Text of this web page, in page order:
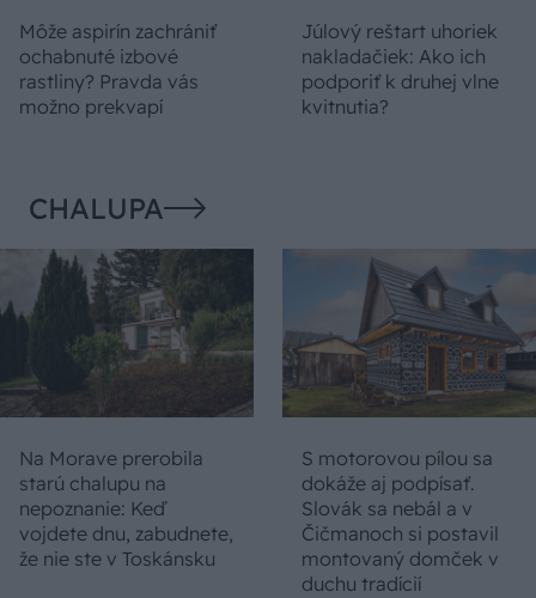
Môže aspirín zachrániť
ochabnuté izbové
rastliny? Pravda vás
možno prekvapí
Júlový reštart uhoriek
nakladačiek: Ako ich
podporiť k druhej vlne
kvitnutia?
CHALUPA
Na Morave prerobila
starú chalupu na
nepoznanie: Keď
vojdete dnu, zabudnete,
že nie ste v Toskánsku
S motorovou pílou sa
dokáže aj podpísať.
Slovák sa nebál a v
Čičmanoch si postavil
montovaný domček v
duchu tradícií